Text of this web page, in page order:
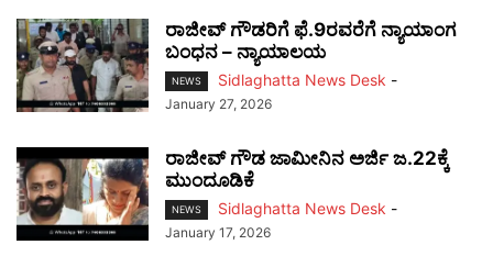
ರಾಜೀವ್ ಗೌಡರಿಗೆ ಫೆ.9ರವರೆಗೆ ನ್ಯಾಯಾಂಗ
ಬಂಧನ – ನ್ಯಾಯಾಲಯ
NEWS Sidlaghatta News Desk -
January 27, 2026
ರಾಜೀವ್ ಗೌಡ ಜಾಮೀನಿನ ಅರ್ಜಿ ಜ.22ಕ್ಕೆ
ಮುಂದೂಡಿಕೆ
NEWS Sidlaghatta News Desk -
January 17, 2026